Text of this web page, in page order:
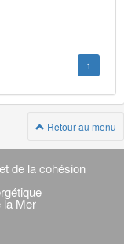
1
Retour au menu
de la cohésion
la Mer